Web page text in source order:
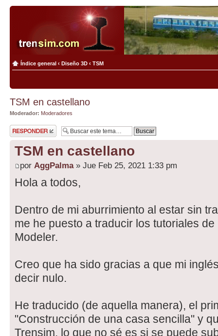
Índice general ‹ Diseño 3D ‹ TSM
TSM en castellano
Moderador: Moderadores
Publicar una
respuesta
TSM en castellano
por AggPalma» Jue Feb 25, 2021 1:33 pm
Hola a todos,
Dentro de mi aburrimiento al estar sin
me he puesto a traducir los tutoriales
Modeler.
Creo que ha sido gracias a que mi
decir nulo.
He traducido (de aquella manera), el
"Construcción de una casa sencilla" y
Trensim, lo que no sé es si se puede